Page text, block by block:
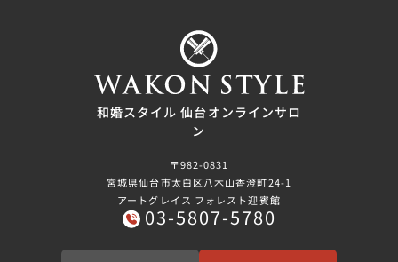
和婚スタイル 仙台オンラインサロ
ン
〒982-0831
宮城県仙台市太白区八木山香澄町24-1
アートグレイス フォレスト迎賓館
03-5807-5780